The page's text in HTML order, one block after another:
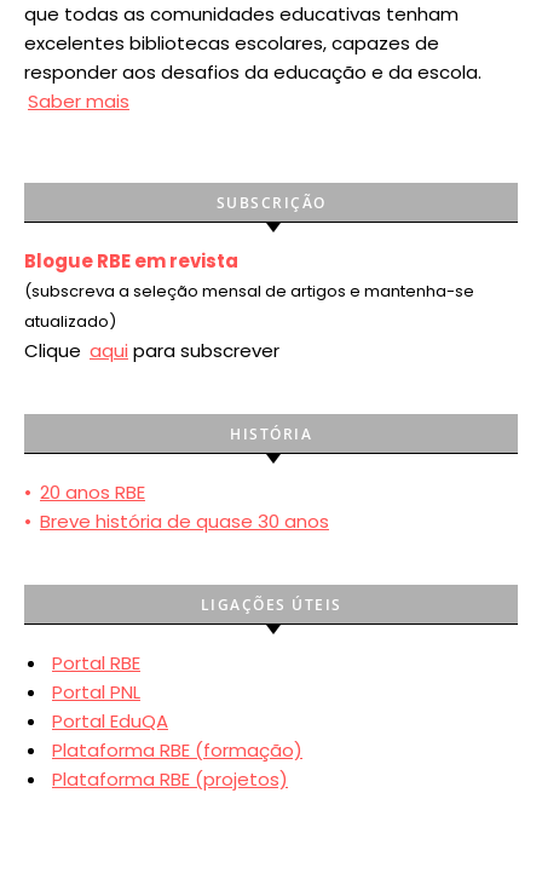
que todas as comunidades educativas tenham
excelentes bibliotecas escolares, capazes de
responder aos desafios da educação e da escola.
Saber mais
SUBSCRIÇÃO
Blogue RBE em revista
(subscreva a seleção mensal de artigos e mantenha-se
atualizado)
Clique aqui para subscrever
HISTÓRIA
• 20 anos RBE
• Breve história de quase 30 anos
LIGAÇÕES ÚTEIS
Portal RBE
Portal PNL
Portal EduQA
Plataforma RBE (formação)
Plataforma RBE (projetos)